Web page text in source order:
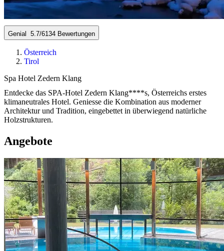
Genial 5.7/6134 Bewertungen
Österreich
Tirol
Spa Hotel Zedern Klang
Entdecke das SPA-Hotel Zedern Klang****s, Österreichs erstes
klimaneutrales Hotel. Geniesse die Kombination aus moderner
Architektur und Tradition, eingebettet in überwiegend natürliche
Holzstrukturen.
Angebote